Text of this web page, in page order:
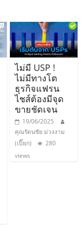
ไม่มี USP !
ไม่มีทางโต
ธุรกิจแฟรน
ไชส์ต้องมีจุด
ขายชัดเจน
19/06/2025
คุณรัตนชัย ม่วงงาม
(เปี๊ยก)
280
views